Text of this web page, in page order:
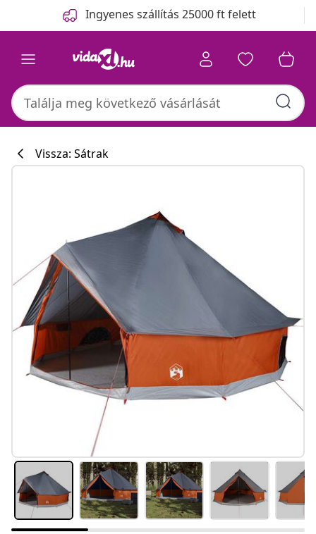
Ingyenes szállítás 25000 ft felett
Vissza: Sátrak